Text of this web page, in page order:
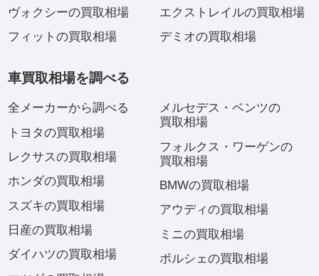
ヴォクシーの買取相場
フィットの買取相場
エクストレイルの買取相場
デミオの買取相場
車買取相場を調べる
全メーカーから調べる
トヨタの買取相場
レクサスの買取相場
ホンダの買取相場
スズキの買取相場
日産の買取相場
ダイハツの買取相場
メルセデス・ベンツの
買取相場
フォルクス・ワーゲンの
買取相場
BMWの買取相場
アウディの買取相場
ミニの買取相場
ポルシェの買取相場